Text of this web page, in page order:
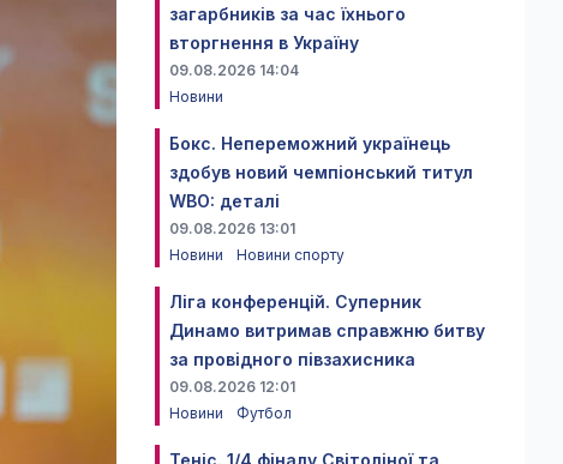
загарбників за час їхнього
вторгнення в Україну
09.08.2026 14:04
Новини
Бокс. Непереможний українець
здобув новий чемпіонський титул
WBO: деталі
09.08.2026 13:01
Новини
Новини спорту
Ліга конференцій. Суперник
Динамо витримав справжню битву
за провідного півзахисника
09.08.2026 12:01
Новини
Футбол
Теніс. 1/4 фіналу Світоліної та